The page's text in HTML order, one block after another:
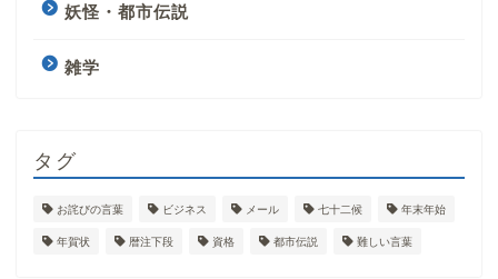
妖怪・都市伝説
雑学
タグ
お詫びの言葉 ビジネス メール 七十二候 年末年始
年賀状 暦注下段 資格 都市伝説 難しい言葉